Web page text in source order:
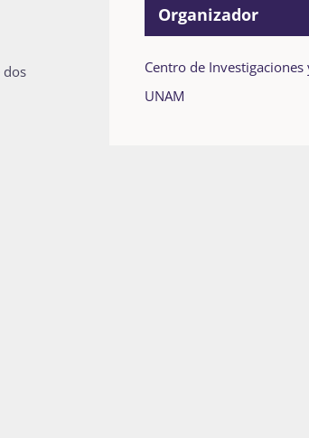
dos
Organizador
Centro de
UNAM